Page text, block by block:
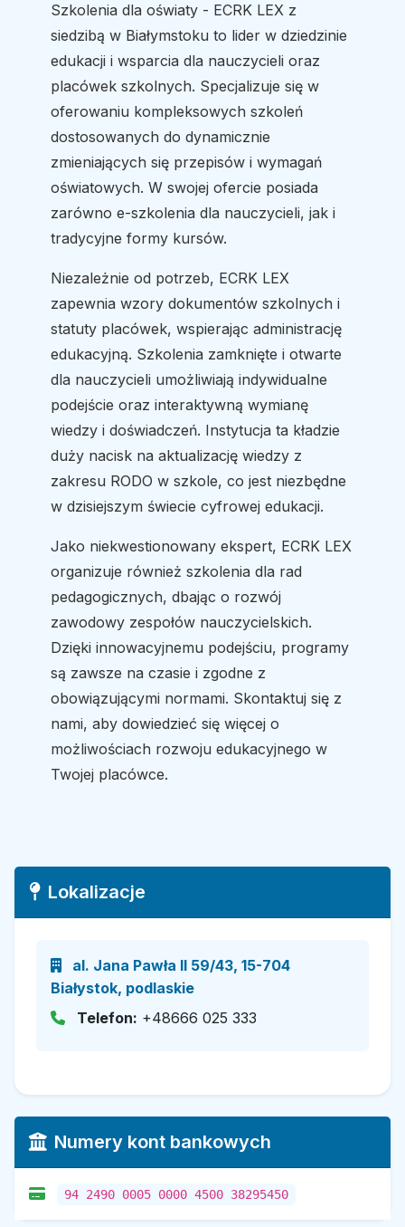
Szkolenia dla oświaty - ECRK LEX z
siedzibą w Białymstoku to lider w dziedzinie
edukacji i wsparcia dla nauczycieli oraz
placówek szkolnych. Specjalizuje się w
oferowaniu kompleksowych szkoleń
dostosowanych do dynamicznie
zmieniających się przepisów i wymagań
oświatowych. W swojej ofercie posiada
zarówno e-szkolenia dla nauczycieli, jak i
tradycyjne formy kursów.
Niezależnie od potrzeb, ECRK LEX
zapewnia wzory dokumentów szkolnych i
statuty placówek, wspierając administrację
edukacyjną. Szkolenia zamknięte i otwarte
dla nauczycieli umożliwiają indywidualne
podejście oraz interaktywną wymianę
wiedzy i doświadczeń. Instytucja ta kładzie
duży nacisk na aktualizację wiedzy z
zakresu RODO w szkole, co jest niezbędne
w dzisiejszym świecie cyfrowej edukacji.
Jako niekwestionowany ekspert, ECRK LEX
organizuje również szkolenia dla rad
pedagogicznych, dbając o rozwój
zawodowy zespołów nauczycielskich.
Dzięki innowacyjnemu podejściu, programy
są zawsze na czasie i zgodne z
obowiązującymi normami. Skontaktuj się z
nami, aby dowiedzieć się więcej o
możliwościach rozwoju edukacyjnego w
Twojej placówce.
Lokalizacje
al. Jana Pawła II 59/43, 15-704
Białystok, podlaskie
Telefon: +48666 025 333
Numery kont bankowych
94 2490 0005 0000 4500 38295450